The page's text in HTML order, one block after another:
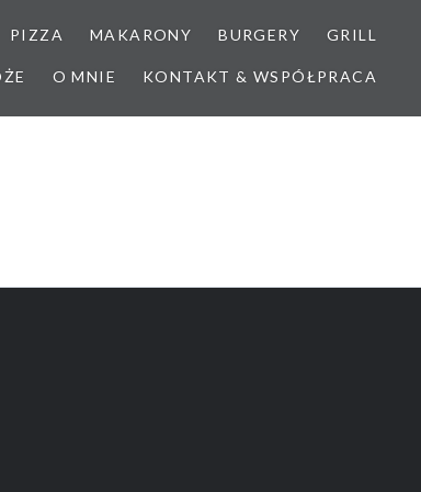
PIZZA MAKARONY BURGERY GRILL
O MNIE KONTAKT & WSPÓŁPRACA